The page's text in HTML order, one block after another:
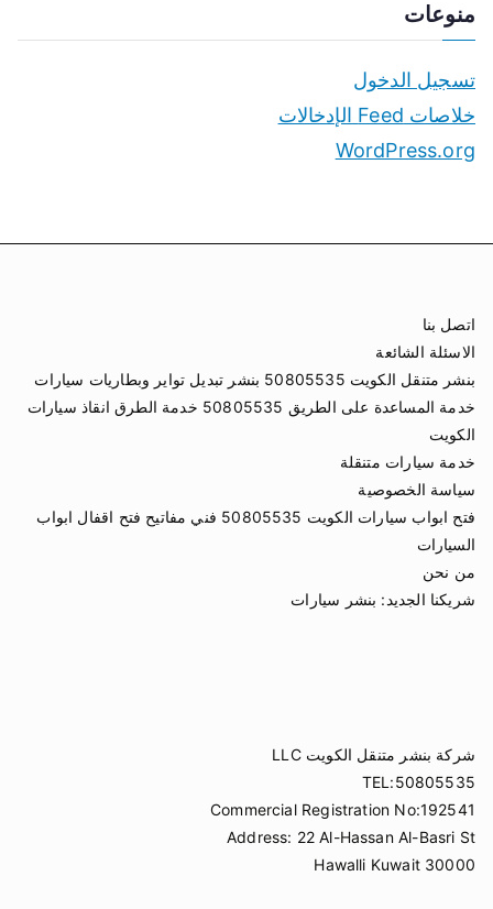
منوعات
تسجيل الدخول
خلاصات Feed الإدخالات
WordPress.org
اتصل بنا
الاسئلة الشائعة
بنشر متنقل الكويت 50805535 بنشر تبديل تواير وبطاريات سيارات
خدمة المساعدة على الطريق 50805535 خدمة الطرق انقاذ سيارات
الكويت
خدمة سيارات متنقلة
سياسة الخصوصية
فتح ابواب سيارات الكويت 50805535 فني مفاتيح فتح اقفال ابواب
السيارات
من نحن
شريكنا الجديد: بنشر سيارات
شركة بنشر متنقل الكويت LLC
TEL:50805535
Commercial Registration No:192541
Address: 22 Al-Hassan Al-Basri St
Hawalli Kuwait 30000